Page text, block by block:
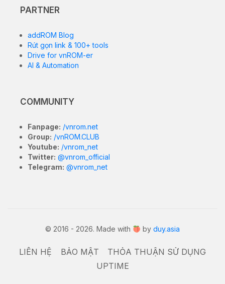
PARTNER
addROM Blog
Rút gọn link & 100+ tools
Drive for vnROM-er
AI & Automation
COMMUNITY
Fanpage: /vnrom.net
Group: /vnROM.CLUB
Youtube: /vnrom_net
Twitter: @vnrom_official
Telegram: @vnrom_net
© 2016 - 2026. Made with by duy.asia
LIÊN HỆ BẢO MẬT
THỎA THUẬN SỬ DỤNG
UPTIME